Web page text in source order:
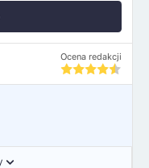
Ocena redakcji